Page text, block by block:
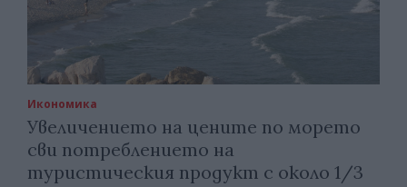
Икономика
Увеличението на цените по морето
сви потреблението на
туристическия продукт с около 1/3